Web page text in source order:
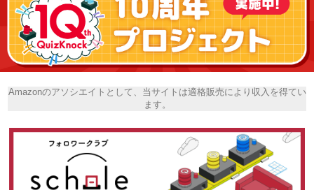
Amazonのアソシエイトとして、当サイトは適格販売により収入を得てい
ます。